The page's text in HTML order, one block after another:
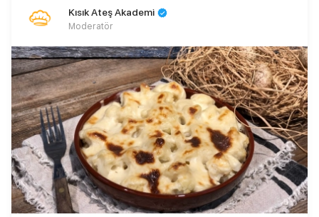
Kısık Ateş Akademi
Moderatör